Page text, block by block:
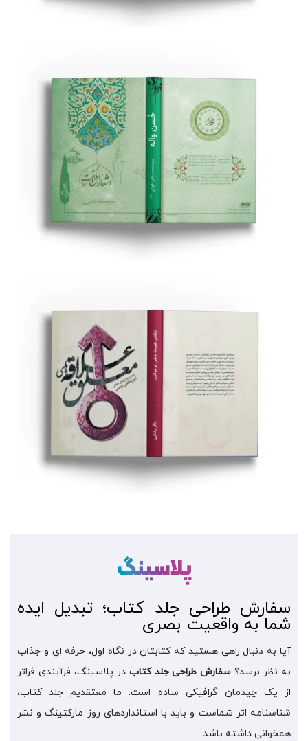
سفارش طراحی جلد کتاب؛ تبدیل ایده
شما به واقعیت بصری
آیا به دنبال راهی هستید که کتابتان در نگاه اول، حرفه ای و جذاب
به نظر برسد؟ سفارش طراحی جلد کتاب در پلاسینگ، فرآیندی فراتر
از یک چیدمان گرافیکی ساده است. ما معتقدیم جلد کتاب،
شناسنامه اثر شماست و باید با استانداردهای روز مارکتینگ و نشر
همخوانی داشته باشد.